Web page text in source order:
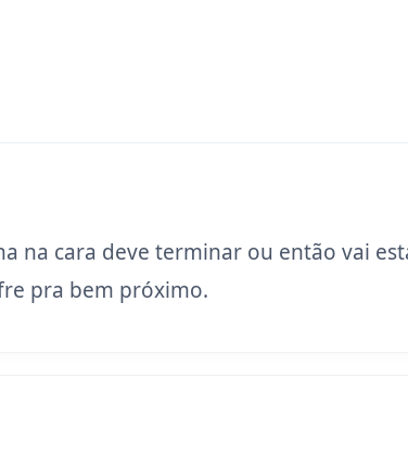
na cara deve terminar ou então vai
pra bem próximo.